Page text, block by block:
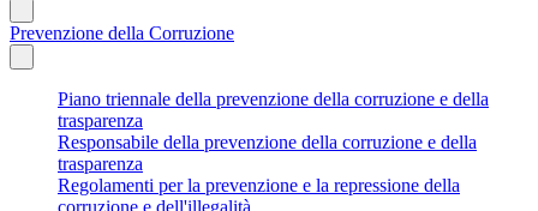
Prevenzione della Corruzione
Piano triennale della prevenzione della corruzione e della
trasparenza
Responsabile della prevenzione della corruzione e della
trasparenza
Regolamenti per la prevenzione e la repressione della
corruzione e dell'illegalità